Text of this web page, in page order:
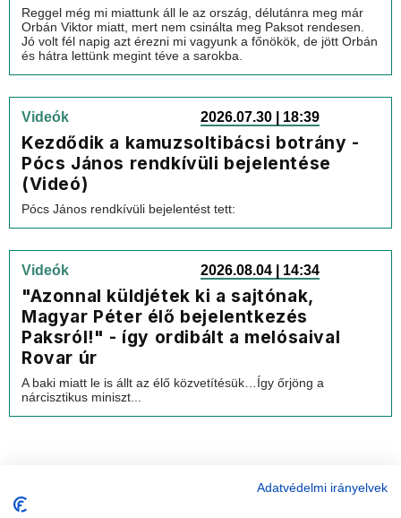
Reggel még mi miattunk áll le az ország, délutánra meg már
Orbán Viktor miatt, mert nem csinálta meg Paksot rendesen.
Jó volt fél napig azt érezni mi vagyunk a főnökök, de jött Orbán
és hátra lettünk megint téve a sarokba.
Videók 2026.07.30 | 18:39
Kezdődik a kamuzsoltibácsi botrány -
Pócs János rendkívüli bejelentése
(Videó)
Pócs János rendkívüli bejelentést tett:
Videók 2026.08.04 | 14:34
"Azonnal küldjétek ki a sajtónak,
Magyar Péter élő bejelentkezés
Paksról!" - így ordibált a melósaival
Rovar úr
A baki miatt le is állt az élő közvetítésük…Így őrjöng a
nárcisztikus miniszt...
Adatvédelmi irányelvek